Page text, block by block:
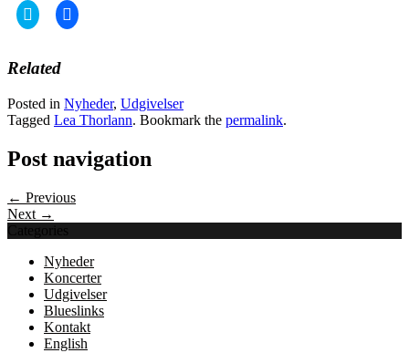
Click
to
Twitter
(Opens
new
window)
Click
to
new
window)
Related
Posted in Nyheder, Udgivelser
Tagged Lea Thorlann. Bookmark the permalink.
Post navigation
← Previous
Next →
Categories
Nyheder
Koncerter
Udgivelser
Blueslinks
Kontakt
English